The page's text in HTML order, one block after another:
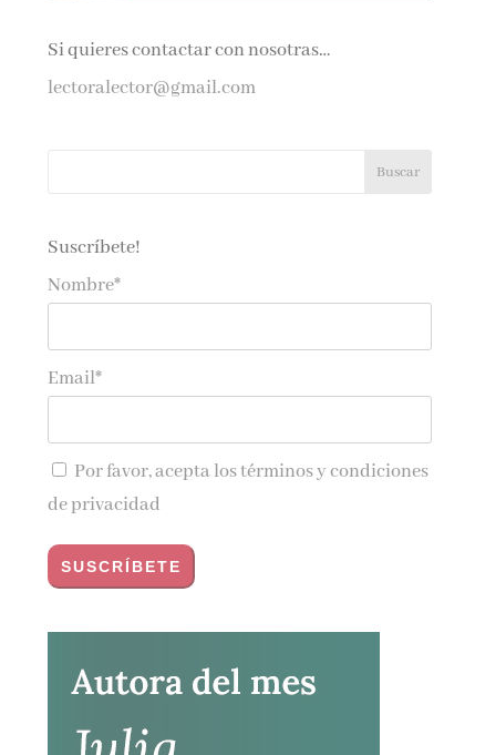
Si quieres contactar con nosotras…
lectoralector@gmail.com
Suscríbete!
Nombre*
Email*
Por favor, acepta lostérminos y condiciones
de privacidad